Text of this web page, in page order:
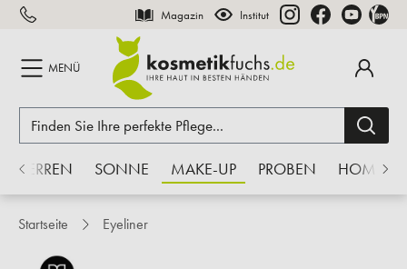
springen Magazin Institut
MENÜ
HERREN SONNE MAKE-UP PROBEN HOME
Startseite Eyeliner